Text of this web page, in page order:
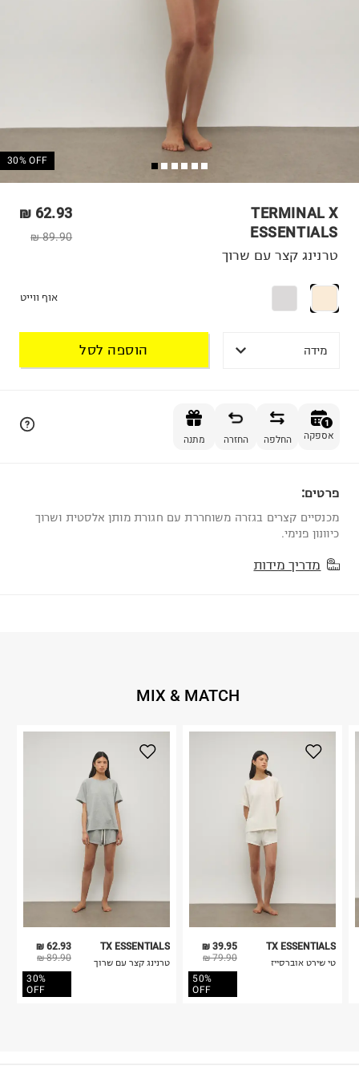
30% OFF
TERMINAL X
ESSENTIALS
62.93 ₪
89.90 ₪
טרנינג קצר עם שרוך
אוף ווייט
מידה הוספה לסל
1
אספקה החלפה החזרה מתנה
פרטים:
מכנסיים קצרים בגזרה משוחררת עם חגורת מותן אלסטית ושרוך
כיוונון פנימי.
מדריך מידות
MIX & MATCH
62.93 ₪
89.90 ₪
30%
OFF
TX ESSENTIALS
טרנינג קצר עם שרוך
39.95 ₪
79.90 ₪
50%
OFF
TX ESSENTIALS
טי שירט אוברסייז